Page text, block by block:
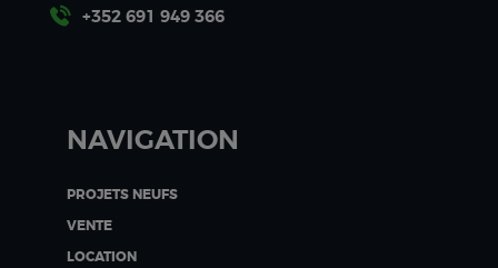
+352 691 949 366
NAVIGATION
PROJETS NEUFS
VENTE
LOCATION